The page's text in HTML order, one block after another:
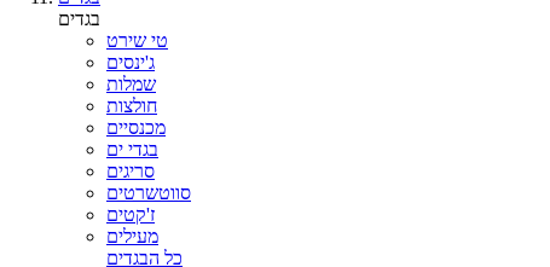
בגדים
טי שירט
ג'ינסים
שמלות
חולצות
מכנסיים
בגדי ים
סריגים
סווטשרטים
ז'קטים
מעילים
כל הבגדים